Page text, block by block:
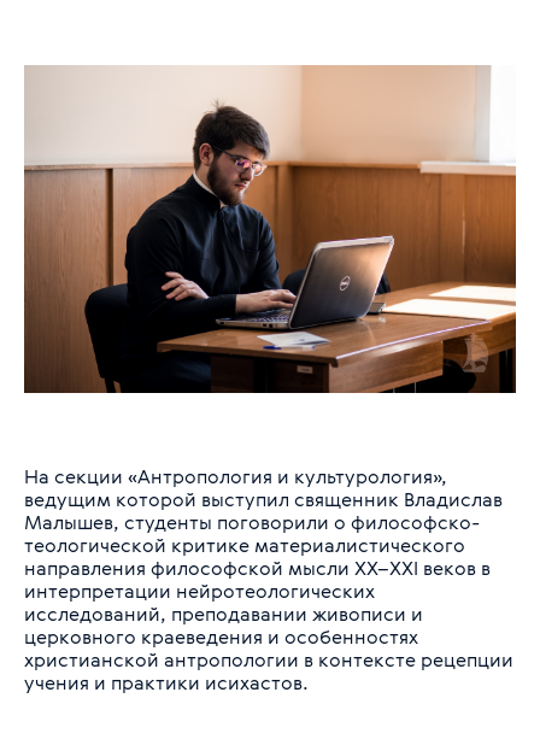
На секции «Антропология и культурология»,
ведущим которой выступил священник Владислав
Малышев, студенты поговорили о философско-
теологической критике материалистического
направления философской мысли ХХ–XXI веков в
интерпретации нейротеологических
исследований, преподавании живописи и
церковного краеведения и особенностях
христианской антропологии в контексте рецепции
учения и практики исихастов.